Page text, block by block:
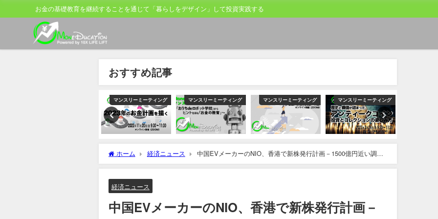
お金の基礎教育を継続することを通じて「暮らしをデザイン」して投資実践する
おすすめ記事
マンスリーミーティング マンスリーミーティング マンスリーミーティング マンスリーミーティング
ホーム 経済ニュース
中国EVメーカーのNIO、香港で新株発行計画－1500億円近い調達
目指す
経済ニュース
中国EVメーカーのNIO、香港で新株発行計画－